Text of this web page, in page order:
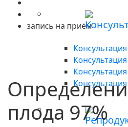
запись на приём
плода 97%